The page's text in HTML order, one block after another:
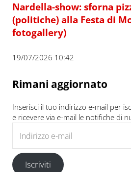
Nardella-show: sforna
(politiche) alla Festa di
fotogallery)
19/07/2026 10:42
Rimani aggiornato
Inserisci il tuo indirizzo e-mail per
e ricevere via e-mail le notifiche di
Iscriviti